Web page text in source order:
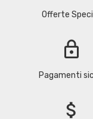
Offerte
lock
Pagamenti
attach_money